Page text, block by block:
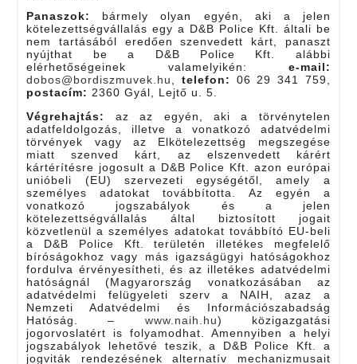
Panaszok:
bármely olyan egyén, aki a jelen
kötelezettségvállalás egy a D&B Police Kft. általi be
nem tartásából eredően szenvedett kárt, panaszt
nyújthat be a D&B Police Kft. alábbi
elérhetőségeinek valamelyikén: e-mail:
dobos@bordiszmuvek.hu
,telefon:
06 29 341 759,
postacím: 2360 Gyál, Lejtő u. 5.
Végrehajtás:
az az egyén, aki a törvénytelen
adatfeldolgozás, illetve a vonatkozó adatvédelmi
törvények vagy az Elkötelezettség megszegése
miatt szenved kárt, az elszenvedett kárért
kártérítésre jogosult a D&B Police Kft. azon európai
unióbeli (EU) szervezeti egységétől, amely a
személyes adatokat továbbította. Az egyén a
vonatkozó jogszabályok és a jelen
kötelezettségvállalás által biztosított jogait
közvetlenül a személyes adatokat továbbító EU-beli
a D&B Police Kft. területén illetékes megfelelő
bíróságokhoz vagy más igazságügyi hatóságokhoz
fordulva érvényesítheti, és az illetékes adatvédelmi
hatóságnál (Magyarország vonatkozásában az
adatvédelmi felügyeleti szerv a NAIH, azaz a
Nemzeti Adatvédelmi és Információszabadság
Hatóság. – www.naih.hu) közigazgatási
jogorvoslatért is folyamodhat. Amennyiben a helyi
jogszabályok lehetővé teszik, a D&B Police Kft. a
jogviták rendezésének alternatív mechanizmusait